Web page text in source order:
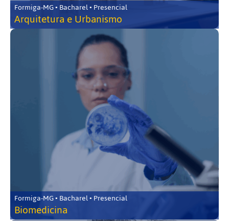
Formiga-MG • Bacharel • Presencial
Arquitetura e Urbanismo
Formiga-MG • Bacharel • Presencial
Biomedicina